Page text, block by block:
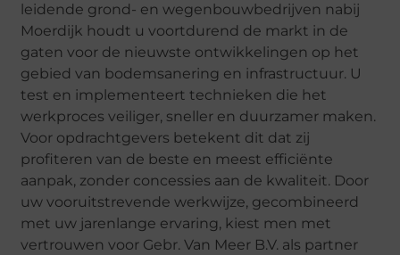
leidende grond- en wegenbouwbedrijven nabij
Moerdijk houdt u voortdurend de markt in de
gaten voor de nieuwste ontwikkelingen op het
gebied van bodemsanering en infrastructuur. U
test en implementeert technieken die het
werkproces veiliger, sneller en duurzamer maken.
Voor opdrachtgevers betekent dit dat zij
profiteren van de beste en meest efficiënte
aanpak, zonder concessies aan de kwaliteit. Door
uw vooruitstrevende werkwijze, gecombineerd
met uw jarenlange ervaring, kiest men met
vertrouwen voor Gebr. Van Meer B.V. als partner